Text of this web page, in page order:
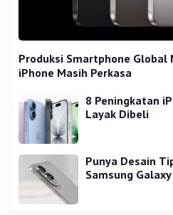
Produksi Smartphone Global
iPhone Masih Perkasa
8 Peningkatan
Layak Dibeli
Punya Desain
Samsung